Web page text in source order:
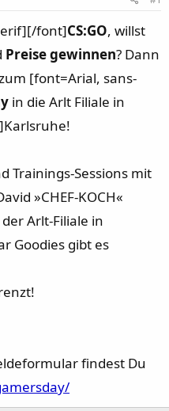
font]CS:GO, willst
Preise gewinnen? Dann
[font=Arial, sans-
in die Arlt Filiale in
Trainings-Sessions mit
»CHEF-KOCH«
Arlt-Filiale in
Goodies gibt es
findest Du